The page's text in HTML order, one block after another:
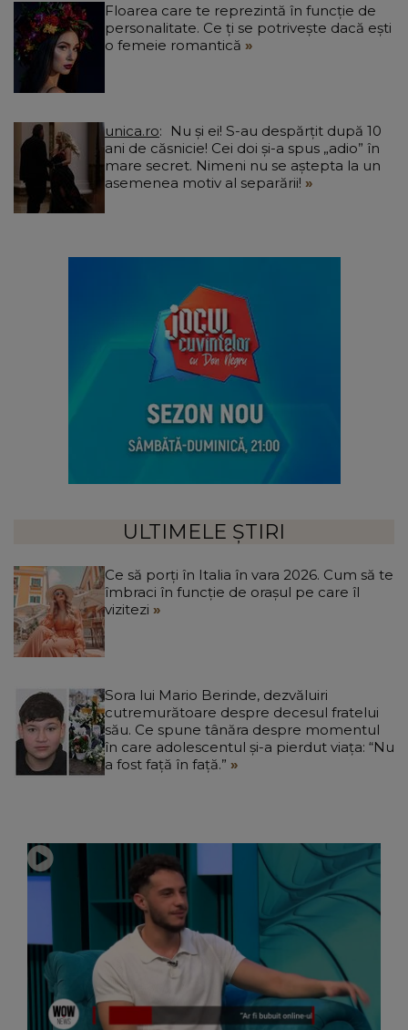
Floarea care te reprezintă în funcție de
personalitate. Ce ți se potrivește dacă ești
o femeie romantică
unica.ro
ani de căsnicie! Cei doi și-a spus „adio” în
mare secret. Nimeni nu se aștepta la un
asemenea motiv al separării!
ULTIMELE ȘTIRI
Ce să porți în Italia în vara 2026. Cum să te
îmbraci în funcție de orașul pe care îl
vizitezi
Sora lui Mario Berinde, dezvăluiri
cutremurătoare despre decesul fratelui
său. Ce spune tânăra despre momentul
în care adolescentul și-a pierdut viața: “Nu
a fost față în față.”